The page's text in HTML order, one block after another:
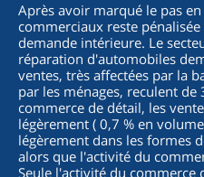
Après avoir marqué le pas
commerciaux reste
demande intérieure. Le
réparation d'automobiles
ventes, très affectées par la
par les ménages, reculent de
commerce de détail, les
légèrement ( 0,7 % en
légèrement dans les formes
alors que l'activité du
Seule l'activité du commerce